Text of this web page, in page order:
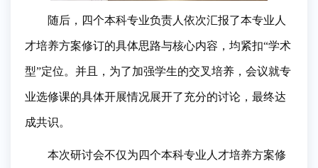
随后，四个本科专业负责人依次汇报了本专业人
才培养方案修订的具体思路与核心内容，均紧扣“学术
型”定位。并且，为了加强学生的交叉培养，会议就专
业选修课的具体开展情况展开了充分的讨论，最终达
成共识。
本次研讨会不仅为四个本科专业人才培养方案修